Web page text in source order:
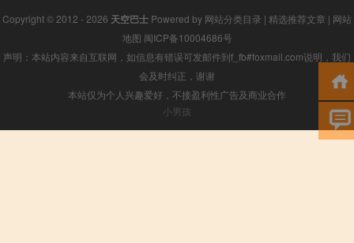
Copyright © 2012 - 2026 天空巴士 Powered by 网站分类目录 | 精选推荐文章 | 网站
地图 闽ICP备10004686号
声明：本站内容来自互联网，如信息有错误可发邮件到f_fb#foxmail.com说明，我们
会及时纠正，谢谢
本站仅为个人兴趣爱好，不接盈利性广告及商业合作
小男孩